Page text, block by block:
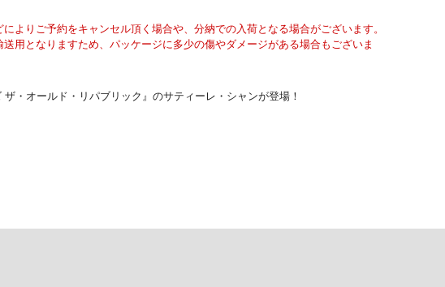
よりご予約をキャンセル頂く場合や、分納での入荷となる場合がございます。
送用となりますため、パッケージに多少の傷やダメージがある場合もございま
・オールド・リパブリック』のサティーレ・シャンが登場！